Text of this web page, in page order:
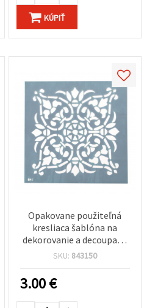
KÚPIŤ
Opakovane použiteľná
kresliaca šablóna na
dekorovanie a decoupage
18x18 cm L40
SKU: 843150
3.00€